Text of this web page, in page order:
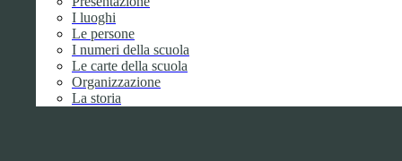
I luoghi
Le persone
I numeri della scuola
Le carte della scuola
Organizzazione
La storia
Bandi di concorso